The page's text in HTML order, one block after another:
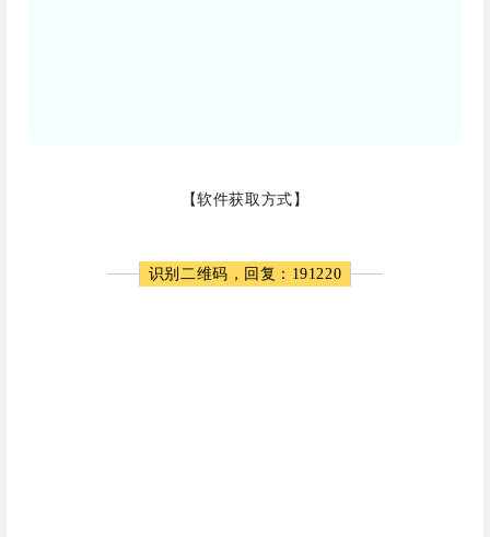
【软件获取方式】
识别二维码，回复：191220